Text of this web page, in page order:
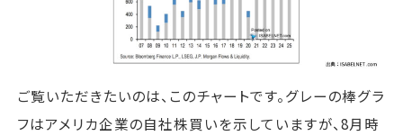
ご覧いただきたいのは、このチャートです。グレーの棒グラ
フはアメリカ企業の自社株買いを示していますが、8月時